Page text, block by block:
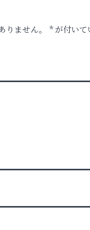
ません。 *が付いて